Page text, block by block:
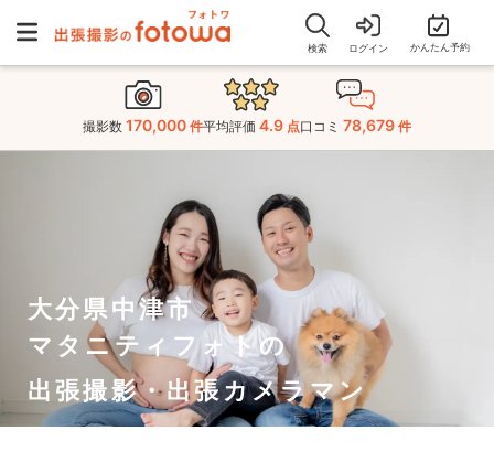
検索 ログイン かんたん予約
撮影数 170,000 件平均評価 4.9 点口コミ 78,679 件
大分県中津市
マタニティフォトの
出張撮影・出張カメラマン